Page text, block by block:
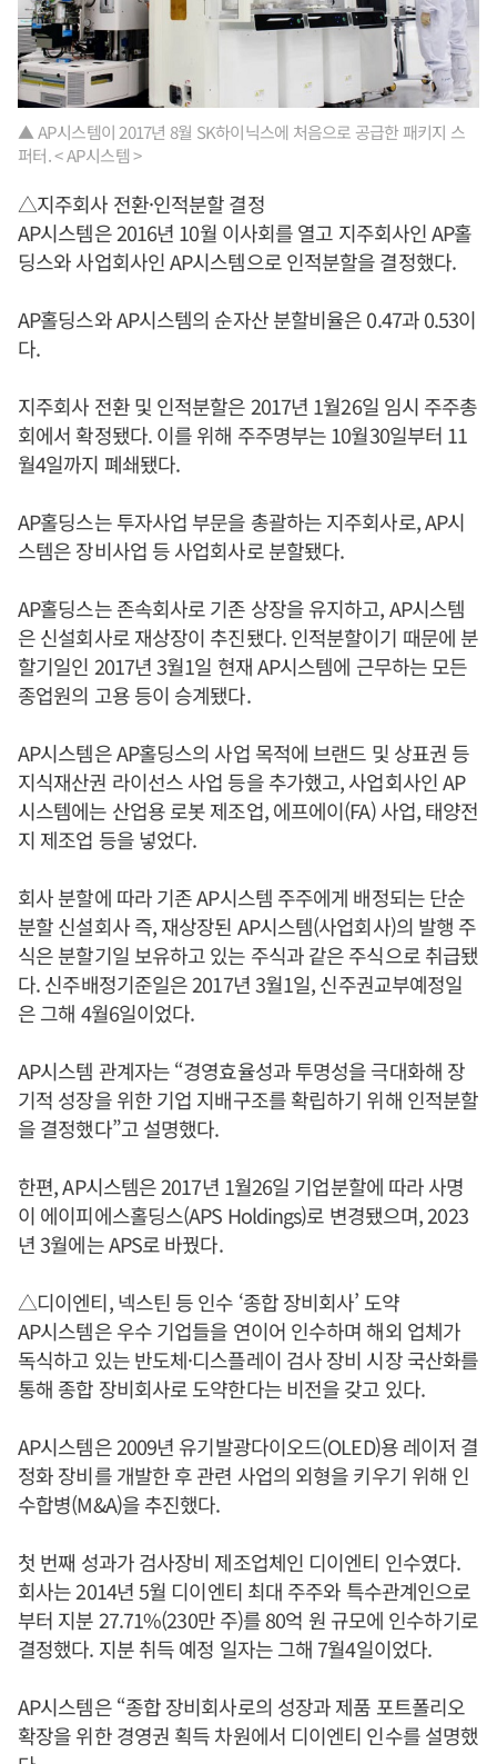
▲ AP시스템이 2017년 8월 SK하이닉스에 처음으로 공급한 패키지 스
퍼터. < AP시스템 >
△지주회사 전환·인적분할 결정
AP시스템은 2016년 10월 이사회를 열고 지주회사인 AP홀
딩스와 사업회사인 AP시스템으로 인적분할을 결정했다.
AP홀딩스와 AP시스템의 순자산 분할비율은 0.47과 0.53이
다.
지주회사 전환 및 인적분할은 2017년 1월26일 임시 주주총
회에서 확정됐다. 이를 위해 주주명부는 10월30일부터 11
월4일까지 폐쇄됐다.
AP홀딩스는 투자사업 부문을 총괄하는 지주회사로, AP시
스템은 장비사업 등 사업회사로 분할됐다.
AP홀딩스는 존속회사로 기존 상장을 유지하고, AP시스템
은 신설회사로 재상장이 추진됐다. 인적분할이기 때문에 분
할기일인 2017년 3월1일 현재 AP시스템에 근무하는 모든
종업원의 고용 등이 승계됐다.
AP시스템은 AP홀딩스의 사업 목적에 브랜드 및 상표권 등
지식재산권 라이선스 사업 등을 추가했고, 사업회사인 AP
시스템에는 산업용 로봇 제조업, 에프에이(FA) 사업, 태양전
지 제조업 등을 넣었다.
회사 분할에 따라 기존 AP시스템 주주에게 배정되는 단순
분할 신설회사 즉, 재상장된 AP시스템(사업회사)의 발행 주
식은 분할기일 보유하고 있는 주식과 같은 주식으로 취급됐
다. 신주배정기준일은 2017년 3월1일, 신주권교부예정일
은 그해 4월6일이었다.
AP시스템 관계자는 “경영효율성과 투명성을 극대화해 장
기적 성장을 위한 기업 지배구조를 확립하기 위해 인적분할
을 결정했다”고 설명했다.
한편, AP시스템은 2017년 1월26일 기업분할에 따라 사명
이 에이피에스홀딩스(APS Holdings)로 변경됐으며, 2023
년 3월에는 APS로 바꿨다.
△디이엔티, 넥스틴 등 인수 ‘종합 장비회사’ 도약
AP시스템은 우수 기업들을 연이어 인수하며 해외 업체가
독식하고 있는 반도체·디스플레이 검사 장비 시장 국산화를
통해 종합 장비회사로 도약한다는 비전을 갖고 있다.
AP시스템은 2009년 유기발광다이오드(OLED)용 레이저 결
정화 장비를 개발한 후 관련 사업의 외형을 키우기 위해 인
수합병(M&A)을 추진했다.
첫 번째 성과가 검사장비 제조업체인 디이엔티 인수였다.
회사는 2014년 5월 디이엔티 최대 주주와 특수관계인으로
부터 지분 27.71%(230만 주)를 80억 원 규모에 인수하기로
결정했다. 지분 취득 예정 일자는 그해 7월4일이었다.
AP시스템은 “종합 장비회사로의 성장과 제품 포트폴리오
확장을 위한 경영권 획득 차원에서 디이엔티 인수를 설명했